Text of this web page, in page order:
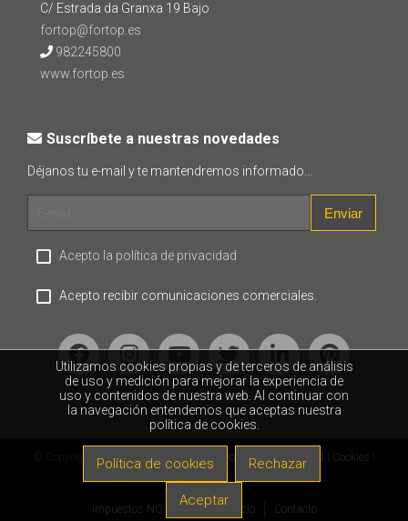
C/ Estrada da Granxa 19 Bajo
fortop@fortop.es
982245800
www.fortop.es
Suscríbete a nuestras novedades
Déjanos tu e-mail y te mantendremos informado...
Enviar
Acepto la política de privacidad
Acepto recibir comunicaciones comerciales.
© Copyright Fortop 2018 | Aviso legal Política de privacidad Cookies
Impuestos NO incluidos Inicio Contacto
Utilizamos cookies propias y de terceros de análisis
de uso y medición para mejorar la experiencia de
uso y contenidos de nuestra web. Al continuar con
la navegación entendemos que aceptas nuestra
política de cookies.
Política de cookies Rechazar
Aceptar